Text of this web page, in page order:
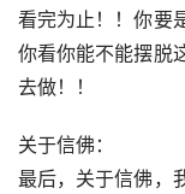
看完为止！！你要
你看你能不能摆脱
去做！！
关于信佛：
最后，关于信佛，